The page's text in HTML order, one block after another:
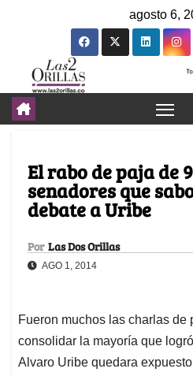
agosto 6,
El rabo de paja de
senadores que
debate a Uribe
Por Las Dos Orillas
AGO 1, 2014
Fueron muchos las charlas de
consolidar la mayoría que
Alvaro Uribe quedara